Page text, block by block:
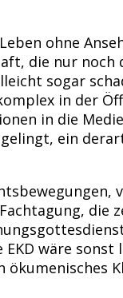
ohne
die nur noch
sogar
in der
in die
ein
die
wäre sonst